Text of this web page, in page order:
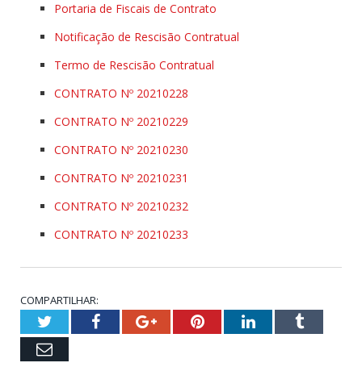
Portaria de Fiscais de Contrato
Notificação de Rescisão Contratual
Termo de Rescisão Contratual
CONTRATO Nº 20210228
CONTRATO Nº 20210229
CONTRATO Nº 20210230
CONTRATO Nº 20210231
CONTRATO Nº 20210232
CONTRATO Nº 20210233
COMPARTILHAR:
TwitterFacebookGoogle+PinterestLinkedInTumblr
Email